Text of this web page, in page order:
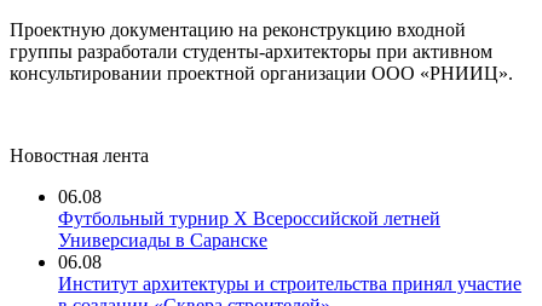
Проектную документацию на реконструкцию входной
группы разработали студенты-архитекторы при активном
консультировании проектной организации ООО «РНИИЦ».
Новостная лента
06.08
Футбольный турнир X Всероссийской летней
Универсиады в Саранске
06.08
Институт архитектуры и строительства принял участие